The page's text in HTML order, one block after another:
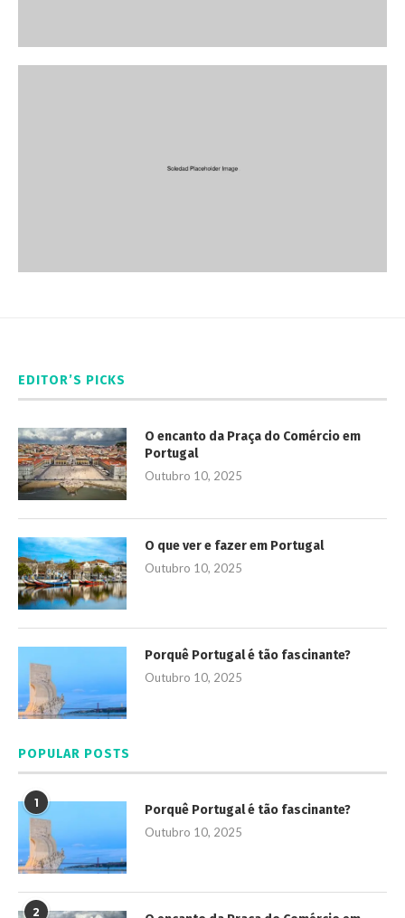
EDITOR’S PICKS
O encanto da Praça do Comércio em
Portugal
Outubro 10, 2025
O que ver e fazer em Portugal
Outubro 10, 2025
Porquê Portugal é tão fascinante?
Outubro 10, 2025
POPULAR POSTS
1
Porquê Portugal é tão fascinante?
Outubro 10, 2025
2